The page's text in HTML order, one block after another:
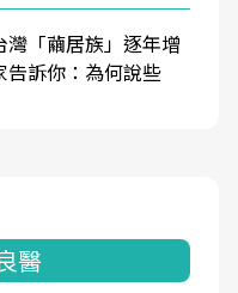
「繭居族」逐年增
告訴你：為何說些
醫